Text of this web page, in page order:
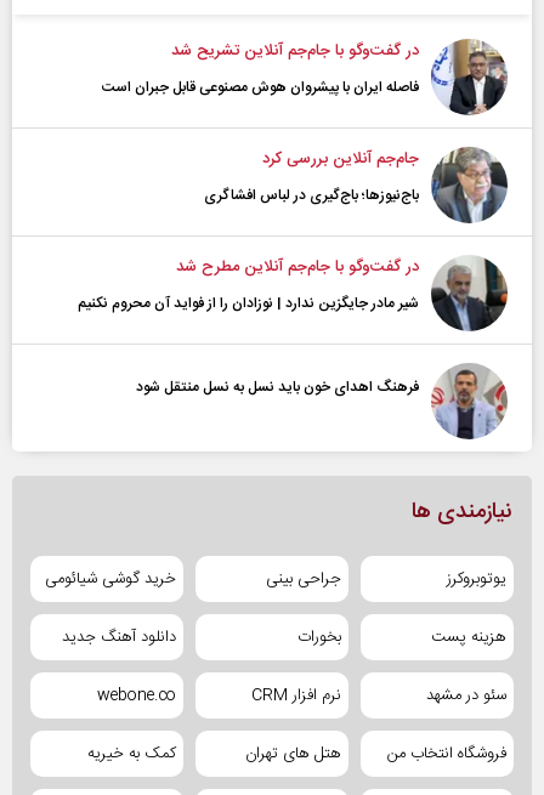
در گفت‌و‌گو با جام‌جم آنلاین تشریح شد
فاصله ایران با پیشرو‌ان هوش مصنوعی قابل جبران است
جام‌جم آنلاین بررسی کرد
باج‌نیوزها؛ باج‌گیری در لباس افشاگری
در گفت‌و‌گو با جام‌جم آنلاین مطرح شد
شیر مادر جایگزین ندارد | نوزادان را از فواید آن محروم نکنیم
فرهنگ اهدای خون باید نسل به نسل منتقل شود
نیازمندی ها
یوتوبروکرز جراحی بینی خرید گوشی شیائومی
هزینه پست بخورات دانلود آهنگ جدید
سئو در مشهد نرم افزار CRM webone.co
فروشگاه انتخاب من هتل های تهران کمک به خیریه